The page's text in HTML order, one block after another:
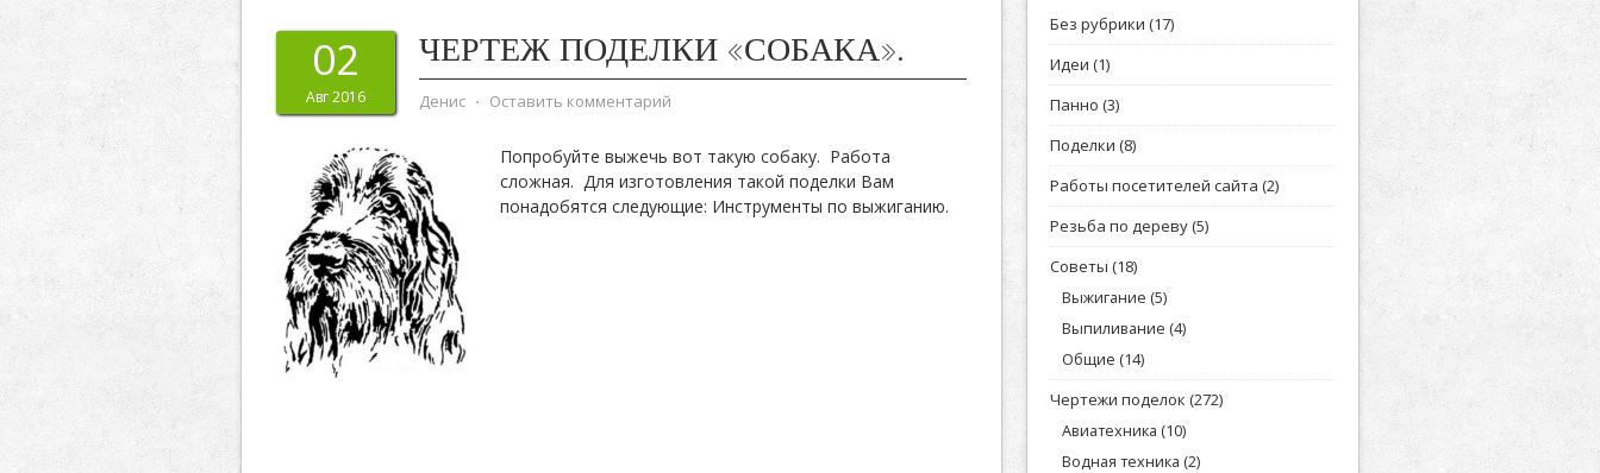
02
Авг 2016
ЧЕРТЕЖ ПОДЕЛКИ «СОБАКА».
Денис ⋅ Оставить комментарий
Попробуйте выжечь вот такую собаку. Работа
сложная. Для изготовления такой поделки Вам
понадобятся следующие: Инструменты по выжиганию.
Без рубрики (17)
Идеи (1)
Панно (3)
Поделки (8)
Работы посетителей сайта (2)
Резьба по дереву(5)
Советы (18)
Выжигание (5)
Выпиливание (4)
Общие (14)
Чертежи поделок (272)
Авиатехника (10)
Водная техника (2)